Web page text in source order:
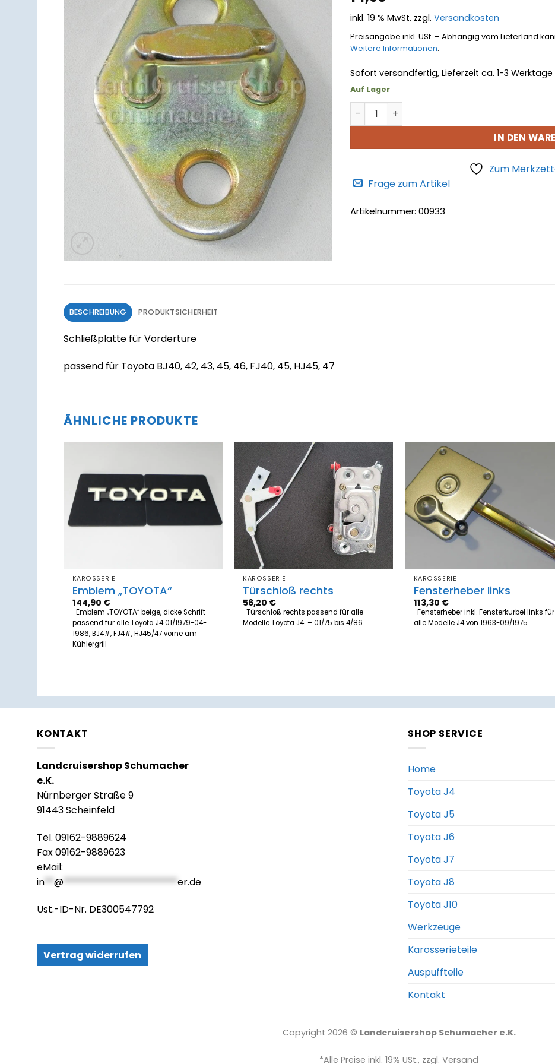
inkl. 19 % MwSt. zzgl.Versandkosten
Preisangabe inkl. USt. – Abhängig vom Lieferland
Weitere Informationen.
Sofort versandfertig, Lieferzeit ca. 1-3 Werktage
Auf Lager
Schließplatte für Vordertüre Menge
IN DEN
Zum
Frage zum Artikel
Artikelnummer:00933
BESCHREIBUNG PRODUKTSICHERHEIT
Schließplatte für Vordertüre
passend für Toyota BJ40, 42, 43, 45, 46, FJ40, 45, HJ45, 47
ÄHNLICHE PRODUKTE
Zum
Merkzettel
hinzufügen
KAROSSERIE
Emblem „TOYOTA“
144,90 €
Emblem „TOYOTA“ beige, dicke Schrift
passend für alle Toyota J4 01/1979-04-
1986, BJ4#, FJ4#, HJ45/47 vorne am
Kühlergrill
Zum
Merkzettel
hinzufügen
KAROSSERIE
Türschloß rechts
56,20 €
Türschloß rechts passend für alle
Modelle Toyota J4 – 01/75 bis 4/86
KAROSSERIE
Fensterheber links
113,30 €
Fensterheber inkl. Fensterkurbel links für
alle Modelle J4 von 1963-09/1975
KONTAKT
Landcruisershop Schumacher
e.K.
Nürnberger Straße 9
91443 Scheinfeld
Tel. 09162-9889624
Fax 09162-9889623
eMail:
in**@************************er.de
Ust.-ID-Nr. DE300547792
Vertrag widerrufen
SHOP SERVICE
Home
Toyota J4
Toyota J5
Toyota J6
Toyota J7
Toyota J8
Toyota J10
Werkzeuge
Karosserieteile
Auspuffteile
Kontakt
Copyright 2026 © Landcruisershop Schumacher e.K.
*Alle Preise inkl. 19% USt., zzgl. Versand